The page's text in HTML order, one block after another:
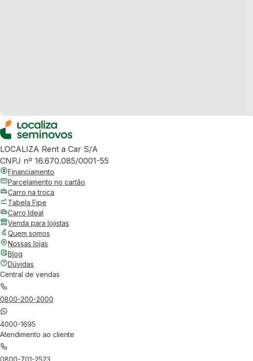
LOCALIZA Rent a Car S/A
CNPJ nº 16.670.085/0001-55
Financiamento
Parcelamento no cartão
Carro na troca
Tabela Fipe
Carro Ideal
Venda para lojistas
Quem somos
Nossas lojas
Blog
Dúvidas
Central de vendas
0800-200-2000
4000-1695
Atendimento ao cliente
0800-701-2523